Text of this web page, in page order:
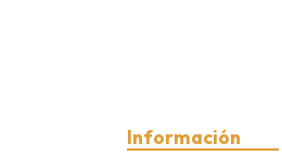
Información